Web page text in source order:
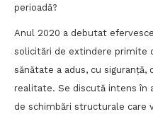
perioadă?
Anul 2020 a debutat
solicitări de extindere primite
sănătate a adus, cu siguranță,
realitate. Se discută intens în
de schimbări structurale care